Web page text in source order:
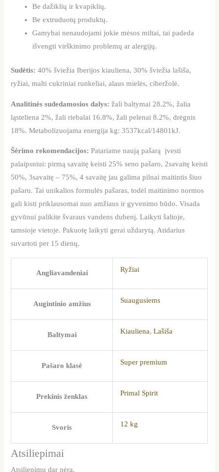
Be dažiklių ir kvapiklių.
Be extruduotų produktų.
Gamybai nenaudojami jokie mėsos miltai, tai padeda
išvengti virškinimo problemų ar alergijų.
Sudėtis: 40% šviežia Iberijos kiauliena, 30% šviežia lašiša,
ryžiai, malti cukriniai runkeliai, alaus mielės, ciberžolė.
Analitinės sudedamosios dalys:žali baltymai 28.2%, žalia
ląsteliena 2%, žali riebalai 16.8%, žali pelenai 8.2%, drėgnis
18%. Metabolizuojama energija kg: 3537kcal/14801kJ.
Šėrimo rekomendacijos:Patariame naują pašarą įvesti
palaipsniui: pirmą savaitę keisti 25% seno pašaro, 2savaitę keisti
50%, 3savaitę – 75%, 4 savaitę jau galima pilnai maitintis šiuo
pašaru. Tai unikalios formulės pašaras, todėl maitinimo normos
gali kisti priklausomai nuo amžiaus ir gyvenimo būdo. Visada
gyvūnui palikite švaraus vandens dubenį. Laikyti šaltoje,
tamsioje vietoje. Pakuotę laikyti gerai uždarytą. Atidarius
suvartoti per 15 dienų.
Angliavandeniai Ryžiai
Augintinio amžius Suaugusiems
Baltymai Kiauliena,Lašiša
Pašaro klasė Super premium
Prekinis ženklas Primal Spirit
Svoris 12 kg
Atsiliepimai
Atsiliepimų dar nėra.